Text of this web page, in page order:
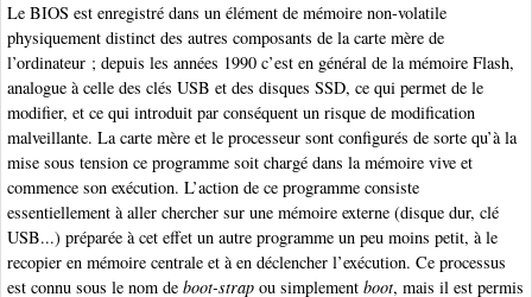
Le BIOS est enregistré dans un élément de mémoire non-volatile
physiquement distinct des autres composants de la carte mère de
l’ordinateur ; depuis les années 1990 c’est en général de la mémoire Flash,
analogue à celle des clés USB et des disques SSD, ce qui permet de le
modifier, et ce qui introduit par conséquent un risque de modification
malveillante. La carte mère et le processeur sont configurés de sorte qu’à la
mise sous tension ce programme soit chargé dans la mémoire vive et
commence son exécution. L’action de ce programme consiste
essentiellement à aller chercher sur une mémoire externe (disque dur, clé
USB...) préparée à cet effet un autre programme un peu moins petit, à le
recopier en mémoire centrale et à en déclencher l’exécution. Ce processus
est connu sous le nom de boot-strap ou simplement boot, mais il est permis